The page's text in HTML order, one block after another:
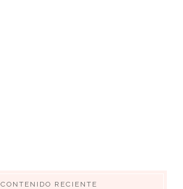
CONTENIDO RECIENTE